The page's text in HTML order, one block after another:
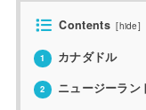
Contents [hide]
1 カナダドル
2 ニュージーラン